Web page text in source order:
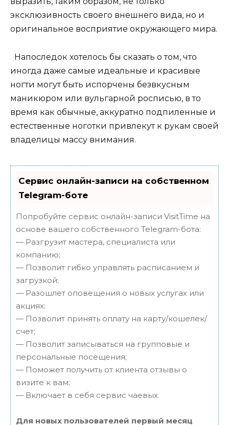
эксклюзивность своего внешнего вида, но и
оригинальное восприятие окружающего мира.
Напоследок хотелось бы сказать о том, что
иногда даже самые идеальные и красивые
ногти могут быть испорчены безвкусным
маникюром или вульгарной росписью, в то
время как обычные, аккуратно подпиленные и
естественные ноготки привлекут к рукам своей
владелицы массу внимания.
Сервис онлайн-записи на собственном
Telegram-боте
Попробуйте сервис онлайн-записи VisitTime на
основе вашего собственного Telegram-бота:
— Разгрузит мастера, специалиста или
компанию;
— Позволит гибко управлять расписанием и
загрузкой;
— Разошлет оповещения о новых услугах или
акциях;
— Позволит принять оплату на карту/кошелек/
счет;
— Позволит записываться на групповые и
персональные посещения;
— Поможет получить от клиента отзывы о
визите к вам;
— Включает в себя сервис чаевых.
Для новых пользователей первый месяц